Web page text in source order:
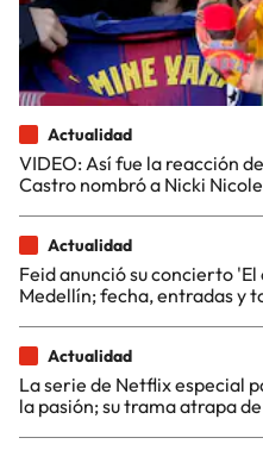
Actualidad
VIDEO: Así fue la reacción
Castro nombró a Nicki
Actualidad
Feid anunció su concierto 'El
Medellín; fecha, entradas y
Actualidad
La serie de Netflix especial
la pasión; su trama atrapa